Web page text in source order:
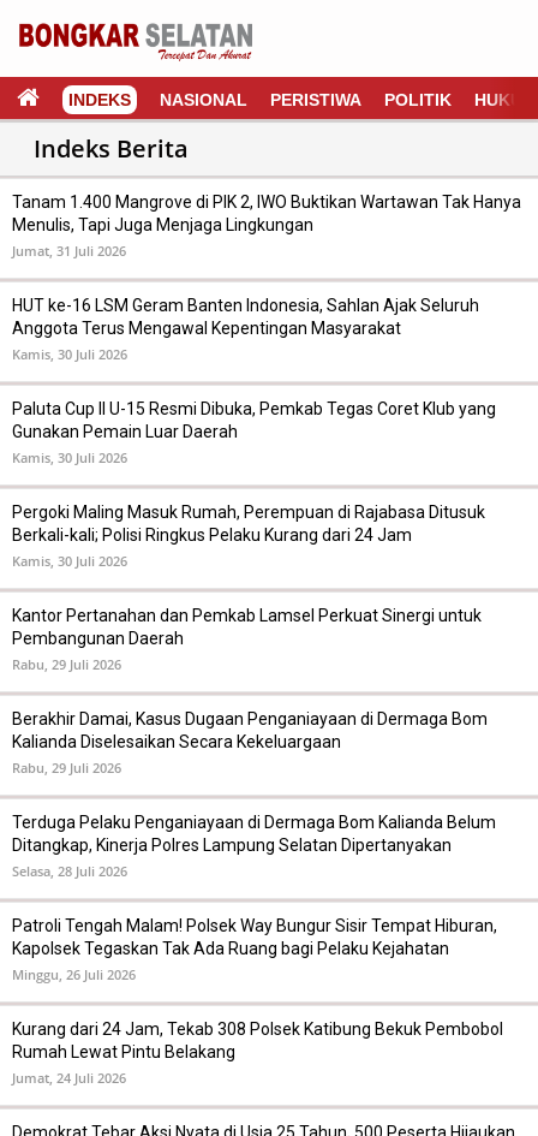
INDEKS NASIONAL PERISTIWA POLITIK HUKUM
Tanam 1.400 Mangrove di PIK 2, IWO Buktikan Wartawan Tak Hanya
Menulis, Tapi Juga Menjaga Lingkungan
Jumat, 31 Juli 2026
HUT ke-16 LSM Geram Banten Indonesia, Sahlan Ajak Seluruh
Anggota Terus Mengawal Kepentingan Masyarakat
Kamis, 30 Juli 2026
Paluta Cup II U-15 Resmi Dibuka, Pemkab Tegas Coret Klub yang
Gunakan Pemain Luar Daerah
Kamis, 30 Juli 2026
Pergoki Maling Masuk Rumah, Perempuan di Rajabasa Ditusuk
Berkali-kali; Polisi Ringkus Pelaku Kurang dari 24 Jam
Kamis, 30 Juli 2026
Kantor Pertanahan dan Pemkab Lamsel Perkuat Sinergi untuk
Pembangunan Daerah
Rabu, 29 Juli 2026
Berakhir Damai, Kasus Dugaan Penganiayaan di Dermaga Bom
Kalianda Diselesaikan Secara Kekeluargaan
Rabu, 29 Juli 2026
Terduga Pelaku Penganiayaan di Dermaga Bom Kalianda Belum
Ditangkap, Kinerja Polres Lampung Selatan Dipertanyakan
Selasa, 28 Juli 2026
Patroli Tengah Malam! Polsek Way Bungur Sisir Tempat Hiburan,
Kapolsek Tegaskan Tak Ada Ruang bagi Pelaku Kejahatan
Minggu, 26 Juli 2026
Kurang dari 24 Jam, Tekab 308 Polsek Katibung Bekuk Pembobol
Rumah Lewat Pintu Belakang
Jumat, 24 Juli 2026